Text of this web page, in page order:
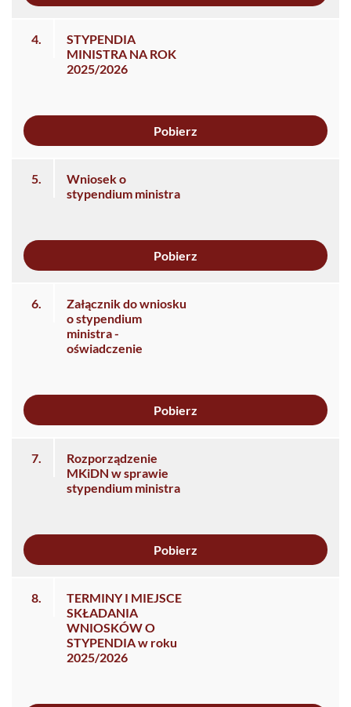
4.
STYPENDIA
MINISTRA NA ROK
2025/2026
Pobierz
5.
Wniosek o
stypendium ministra
Pobierz
6.
Załącznik do wniosku
o stypendium
ministra -
oświadczenie
Pobierz
7.
Rozporządzenie
MKiDN w sprawie
stypendium ministra
Pobierz
8.
TERMINY I MIEJSCE
SKŁADANIA
WNIOSKÓW O
STYPENDIA w roku
2025/2026